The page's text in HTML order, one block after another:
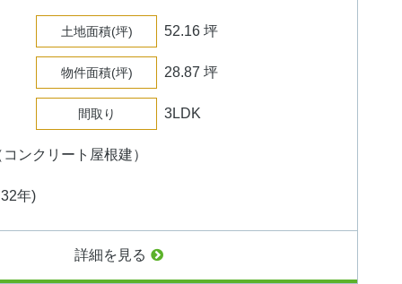
土地面積(坪) 52.16 坪
物件面積(坪) 28.87 坪
間取り 3LDK
ンクリート屋根建）
年)
詳細を見る